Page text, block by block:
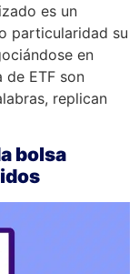
es un
particularidad su
en
ETF son
replican
bolsa